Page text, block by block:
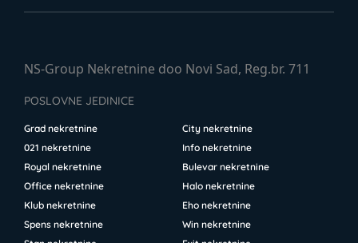
NS-Group Nekretnine doo Novi Sad, Reg.br. 711
POSLOVNE JEDINICE
Grad nekretnine
City nekretnine
021 nekretnine
Info nekretnine
Royal nekretnine
Bulevar nekretnine
Office nekretnine
Halo nekretnine
Klub nekretnine
Eho nekretnine
Spens nekretnine
Win nekretnine